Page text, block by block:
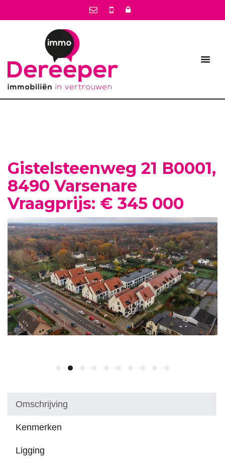
Gistelsteenweg 21 B0001,
8490 Varsenare
Vraagprijs: € 345 000
Omschrijving
Kenmerken
Ligging